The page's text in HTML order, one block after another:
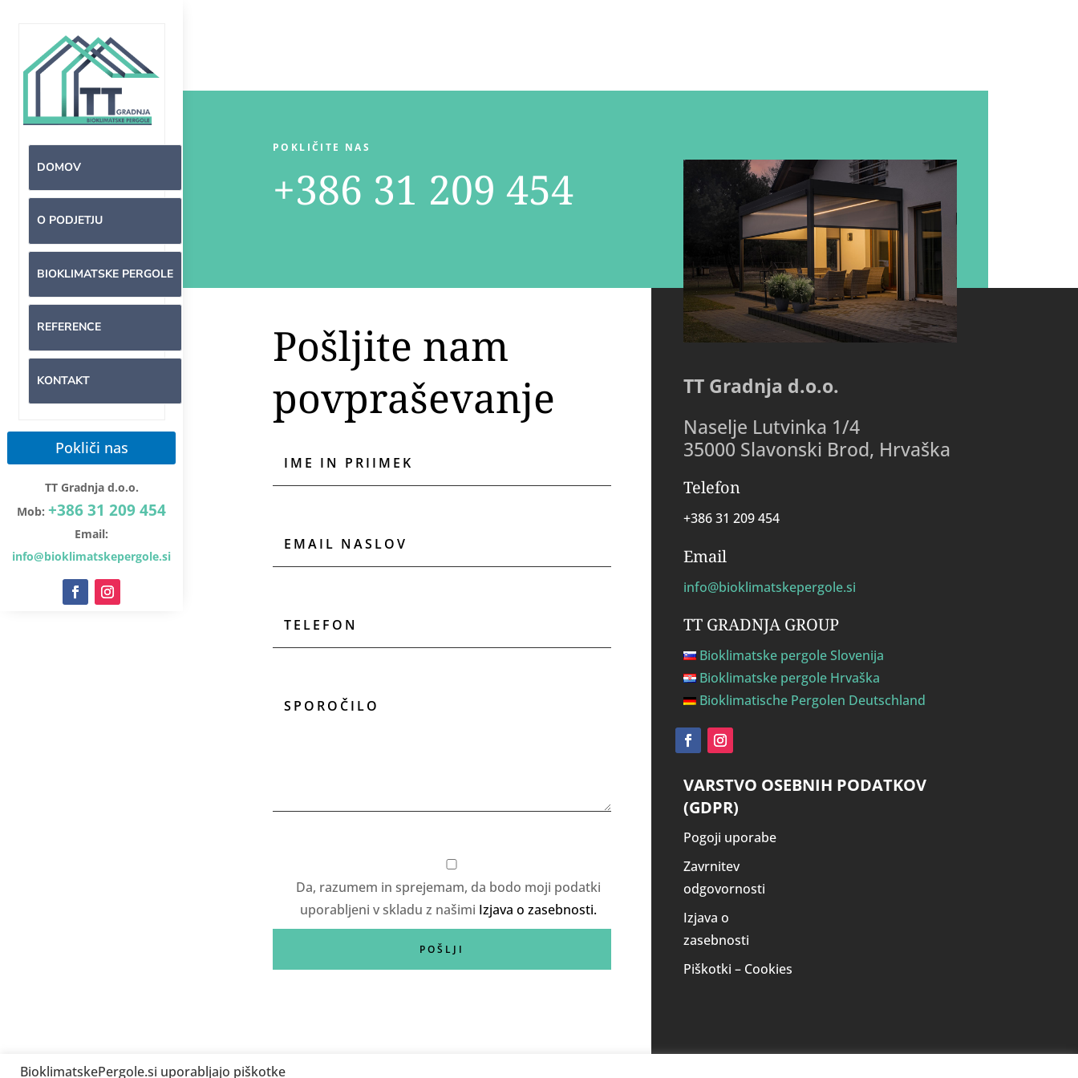
DOMOV
O PODJETJU
BIOKLIMATSKE PERGOLE
REFERENCE
KONTAKT
Pokliči nas
TT Gradnja d.o.o.
Mob: +386 31 209 454
Email:
info@bioklimatskepergole.si
POKLIČITE NAS
+386 31 209 454
Pošljite nam
povpraševanje
Da, razumem in sprejemam, da bodo moji podatki
uporabljeni v skladu z našimi Izjava o zasebnosti.
TT Gradnja d.o.o.
Naselje Lutvinka 1/4
35000 Slavonski Brod, Hrvaška
Telefon
+386 31 209 454
Email
info@bioklimatskepergole.si
TT GRADNJA GROUP
Bioklimatske pergole Slovenija
Bioklimatske pergole Hrvaška
Bioklimatische Pergolen Deutschland
VARSTVO OSEBNIH PODATKOV
(GDPR)
Pogoji uporabe
Zavrnitev
odgovornosti
Izjava o
zasebnosti
Piškotki – Cookies
BioklimatskePergole.si uporabljajo piškotke